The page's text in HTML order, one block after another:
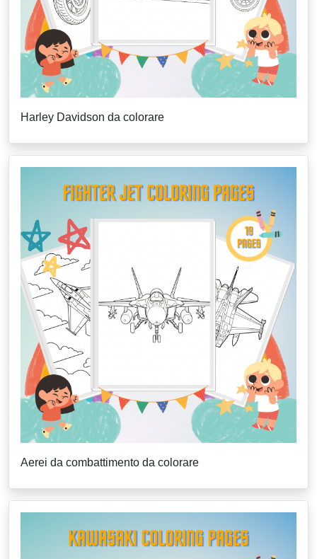
Harley Davidson da colorare
Aerei da combattimento da colorare